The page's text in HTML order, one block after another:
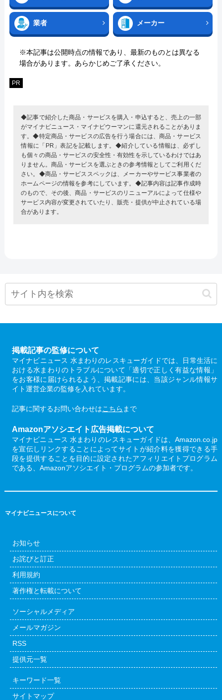
業者 メーカー
※本記事は公開時点の情報であり、最新のものとは異なる
場合があります。あらかじめご了承ください。
PR
◆記事で紹介した商品・サービスを購入・申込すると、売上の一部
がマイナビニュース・マイナビウーマンに還元されることがありま
す。◆特定商品・サービスの広告を行う場合には、商品・サービス
情報に「PR」表記を記載します。◆紹介している情報は、必ずし
も個々の商品・サービスの安全性・有効性を示しているわけではあ
りません。商品・サービスを選ぶときの参考情報としてご利用くだ
さい。◆商品・サービススペックは、メーカーやサービス事業者の
ホームページの情報を参考にしています。◆記事内容は記事作成時
のもので、その後、商品・サービスのリニューアルによって仕様や
サービス内容が変更されていたり、販売・提供が中止されている場
合があります。
掲載記事の監修について
マイナビニュース 水まわりのレスキューガイドでは、日常生活に
おける水まわりのトラブルについて「適切で正しく有益な情報」
をお客様に届けられるよう、掲載記事には、当該ジャンル情報サ
イト運営企業の監修を入れています。
記事に関するお問い合わせはこちら まで
Amazonアソシエイト広告掲載について
マイナビニュース 水まわりのレスキューガイドは、Amazon.co.jp
を宣伝しリンクすることによってサイトが紹介料を獲得できる手
段を提供することを目的に設定されたアフィリエイトプログラム
である、Amazonアソシエイト・プログラムの参加者です。
マイナビニュースについて
お知らせ
お詫びと訂正
利用規約
著作権と転載について
ソーシャルメディア
メールマガジン
RSS
提供元一覧
キーワード一覧
サイトマップ